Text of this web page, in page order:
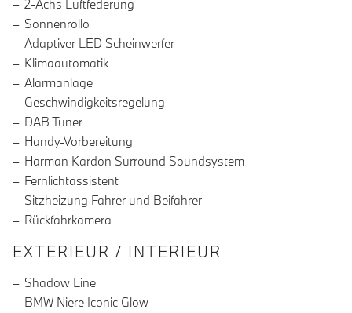
2-Achs Luftfederung
Sonnenrollo
Adaptiver LED Scheinwerfer
Klimaautomatik
Alarmanlage
Geschwindigkeitsregelung
DAB Tuner
Handy-Vorbereitung
Harman Kardon Surround Soundsystem
Fernlichtassistent
Sitzheizung Fahrer und Beifahrer
Rückfahrkamera
EXTERIEUR / INTERIEUR
Shadow Line
BMW Niere Iconic Glow